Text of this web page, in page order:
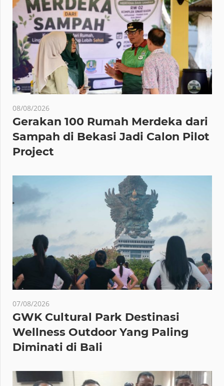
08/08/2026
Gerakan 100 Rumah Merdeka dari
Sampah di Bekasi Jadi Calon Pilot
Project
07/08/2026
GWK Cultural Park Destinasi
Wellness Outdoor Yang Paling
Diminati di Bali